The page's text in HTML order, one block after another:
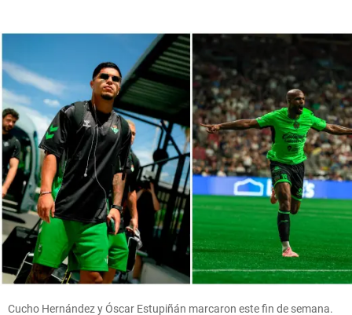
Cucho Hernández y Óscar Estupiñán marcaron este fin de semana.